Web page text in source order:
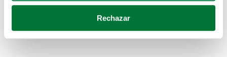
para buscar características específicas (huellas
Obtenga más información sobre cómo se procesan sus
Rechazar